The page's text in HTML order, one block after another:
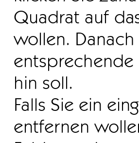
Quadrat auf
wollen.
hin soll.
Falls Sie ein
entfernen